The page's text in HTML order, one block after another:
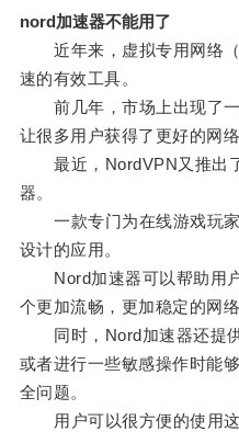
nord加速器不能用了
近年来，虚拟专用网络（
速的有效工具。
前几年，市场上出现了一
让很多用户获得了更好的网络
最近，NordVPN又推出
器。
一款专门为在线游戏玩家
设计的应用。
Nord加速器可以帮助用户
个更加流畅，更加稳定的网络
同时，Nord加速器还提供
或者进行一些敏感操作时能
全问题。
用户可以很方便的使用这